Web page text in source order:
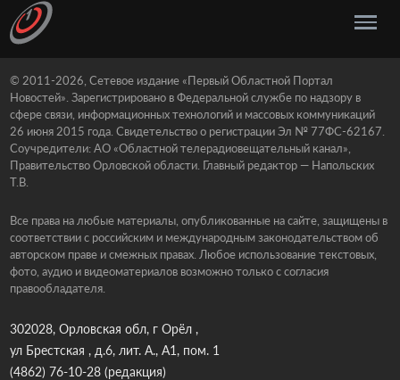
© 2011-2026, Сетевое издание «Первый Областной Портал
Новостей». Зарегистрировано в Федеральной службе по надзору в
сфере связи, информационных технологий и массовых коммуникаций
26 июня 2015 года. Свидетельство о регистрации Эл № 77ФС-62167.
Соучредители: АО «Областной телерадиовещательный канал»,
Правительство Орловской области. Главный редактор — Напольских
Т.В.
Все права на любые материалы, опубликованные на сайте, защищены в
соответствии с российским и международным законодательством об
авторском праве и смежных правах. Любое использование текстовых,
фото, аудио и видеоматериалов возможно только с согласия
правообладателя.
302028, Орловская обл, г Орёл ,
ул Брестская , д.6, лит. А., А1, пом. 1
(4862) 76-10-28(редакция)